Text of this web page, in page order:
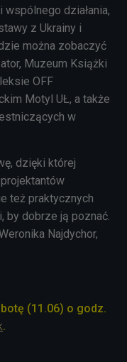
działania,
z Ukrainy i
można zobaczyć
Muzeum Książki
OFF
Motyl UŁ, a także
w
dzięki której
też praktycznych
by dobrze ją poznać.
Najdychor,
(11.06) o godz.
.